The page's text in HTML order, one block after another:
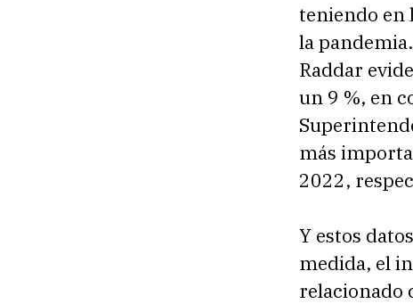
teniendo en
la
Raddar
un 9 %, en
más
2022,
Y estos
medida, el
relacionado